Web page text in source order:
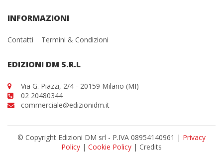
INFORMAZIONI
Contatti Termini & Condizioni
EDIZIONI DM S.R.L
Via G. Piazzi, 2/4 - 20159 Milano (MI)
02 20480344
commerciale@edizionidm.it
© Copyright Edizioni DM srl - P.IVA 08954140961 | Privacy
Policy | Cookie Policy | Credits